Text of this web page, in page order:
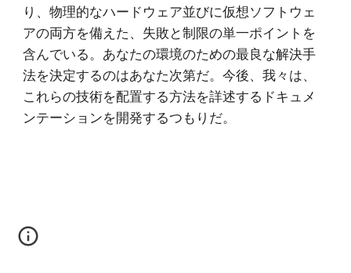
り、物理的なハードウェア並びに仮想ソフトウェ
アの両方を備えた、失敗と制限の単一ポイントを
含んでいる。あなたの環境のための最良な解決手
法を決定するのはあなた次第だ。今後、我々は、
これらの技術を配置する方法を詳述するドキュメ
ンテーションを開発するつもりだ。